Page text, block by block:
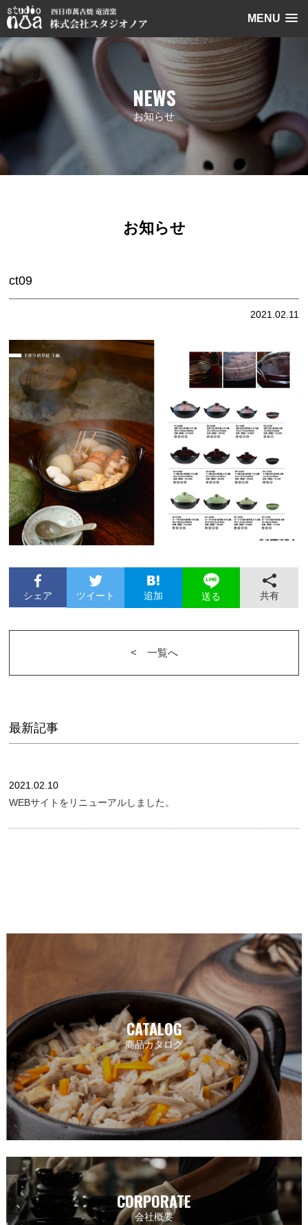
MENU
NEWS
お知らせ
お知らせ
ct09
2021.02.11
シェア ツイート 追加 送る 共有
<︎ 一覧へ
最新記事
2021.02.10
WEBサイトをリニューアルしました。
CATALOG
商品カタログ
CORPORATE
会社概要